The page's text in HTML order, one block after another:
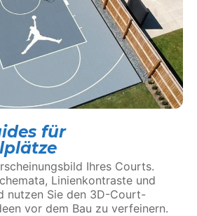
für
Ihres Courts.
Linienkontraste und
nutzen Sie den 3D-Court-
vor dem Bau zu verfeinern.